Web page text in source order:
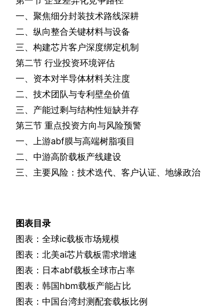
一、聚焦细分封装技术路线深耕
二、纵向整合关键材料与设备
三、构建芯片客户深度绑定机制
第二节 行业投资环境评估
一、资本对半导体材料关注度
二、技术团队与专利壁垒价值
三、产能过剩与结构性短缺并存
第三节 重点投资方向与风险预警
一、上游abf膜与高端树脂项目
二、中游高阶载板产线建设
三、主要风险：技术迭代、客户认证、地缘政治
图表目录
图表：全球ic载板市场规模
图表：北美ai芯片载板需求增速
图表：日本abf载板全球市占率
图表：韩国hbm载板产能占比
图表：中国台湾封测配套载板比例